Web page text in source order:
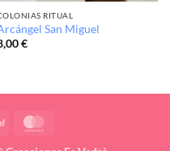
RITUAL
San Miguel
€
PayPal